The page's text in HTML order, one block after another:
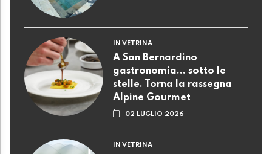
IN VETRINA
A San Bernardino
gastronomia... sotto le
stelle. Torna la rassegna
Alpine Gourmet
02 LUGLIO 2026
IN VETRINA